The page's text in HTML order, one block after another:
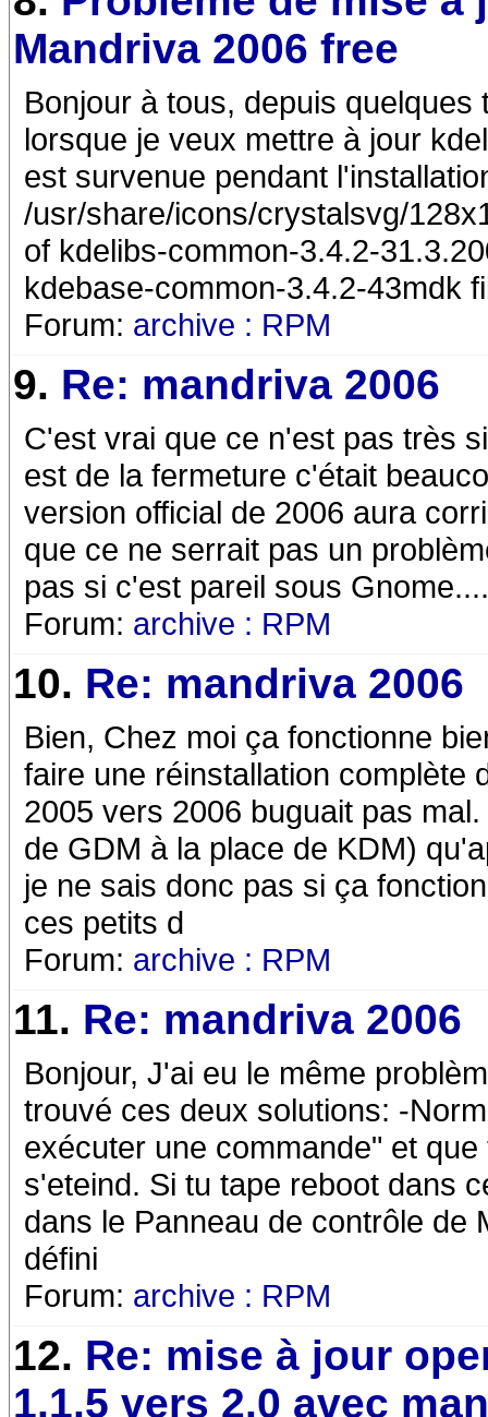
Mandriva 2006 free
Bonjour à tous, depuis
lorsque je veux mettre à jour
est survenue pendant
/usr/share/icons/crystalsvg/
of kdelibs-common-3.4.2-
kdebase-common-3.4.2-43mdk
Forum: archive : RPM
9. Re: mandriva 2006
C'est vrai que ce n'est pas très
est de la fermeture c'était
version official de 2006 aura
que ce ne serrait pas un
pas si c'est pareil sous
Forum: archive : RPM
10. Re: mandriva 2006
Bien, Chez moi ça fonctionne
faire une réinstallation complète
2005 vers 2006 buguait pas
de GDM à la place de KDM)
je ne sais donc pas si ça
ces petits d
Forum: archive : RPM
11. Re: mandriva 2006
Bonjour, J'ai eu le même
trouvé ces deux solutions: -
exécuter une commande" et
s'eteind. Si tu tape reboot dans
dans le Panneau de contrôle de
défini
Forum: archive : RPM
12. Re: mise à jour
1.1.5 vers 2.0 avec